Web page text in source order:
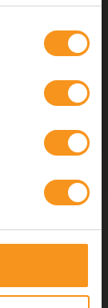
250ML
korting op alles!